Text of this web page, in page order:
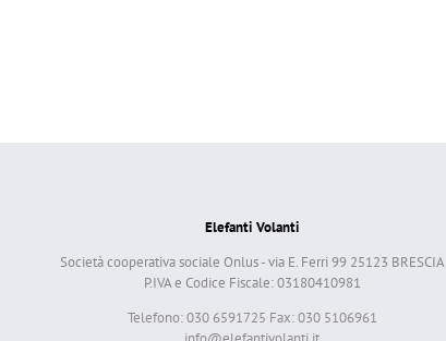
Elefanti Volanti
Società cooperativa sociale Onlus - via E. Ferri 99 25123 BRESCIA
P.IVA e Codice Fiscale: 03180410981
Telefono: 030 6591725 Fax: 030 5106961